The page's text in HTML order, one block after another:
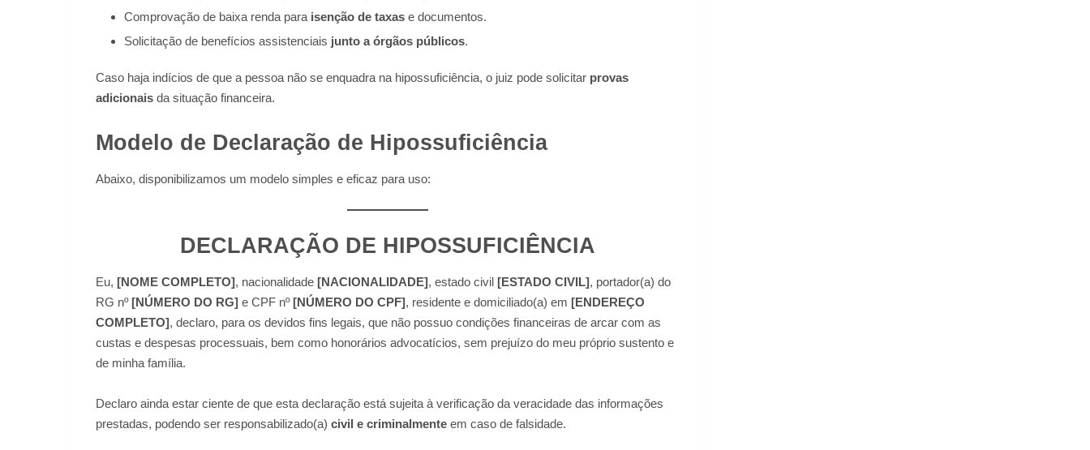
Comprovação de baixa renda para isenção de taxas e documentos.
Solicitação de benefícios assistenciais junto a órgãos públicos.
Caso haja indícios de que a pessoa não se enquadra na hipossuficiência, o juiz pode solicitar provas
adicionais da situação financeira.
Modelo de Declaração de Hipossuficiência
Abaixo, disponibilizamos um modelo simples e eficaz para uso:
DECLARAÇÃO DE HIPOSSUFICIÊNCIA
Eu, [NOME COMPLETO], nacionalidade [NACIONALIDADE], estado civil [ESTADO CIVIL], portador(a) do
RG nº[NÚMERO DO RG] e CPF nº[NÚMERO DO CPF], residente e domiciliado(a) em [ENDEREÇO
COMPLETO], declaro, para os devidos fins legais, que não possuo condições financeiras de arcar com as
custas e despesas processuais, bem como honorários advocatícios, sem prejuízo do meu próprio sustento e
de minha família.
Declaro ainda estar ciente de que esta declaração está sujeita à verificação da veracidade das informações
prestadas, podendo ser responsabilizado(a) civil e criminalmente em caso de falsidade.